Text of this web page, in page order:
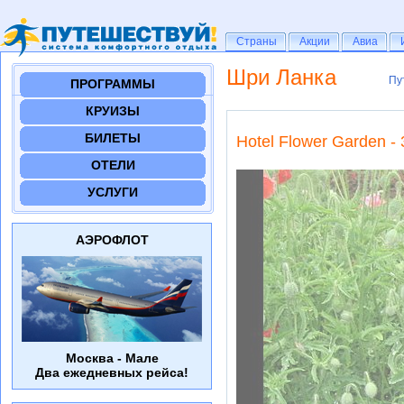
Шри Ланка
Hotel Flower Garden -
ПРОГРАММЫ
КРУИЗЫ
БИЛЕТЫ
ОТЕЛИ
УСЛУГИ
АЭРОФЛОТ
Москва - Мале
Два ежедневных рейса!
Страны
Страны Акции
Акции Авиа
Авиа